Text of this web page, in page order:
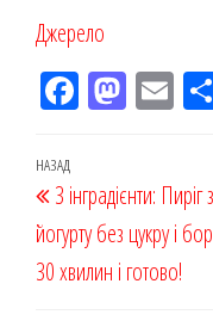
Джерело
Fac
eb
k
M
ast
on
Em
ail
Навігація
записів
Попередній
запис
НАЗАД
3 інградієнти: Пиріг з
йогурту без цукру і
30 хвилин і готово!